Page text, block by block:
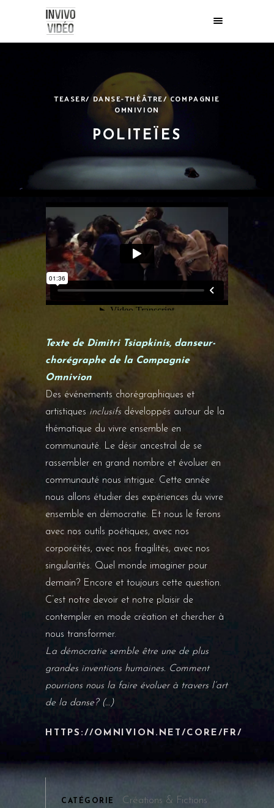
TEASER/ DANSE-THÉÂTRE/ COMPAGNIE
OMNIVION
POLITEÏES
Texte de Dimitri Tsiapkinis, danseur-
chorégraphe de la Compagnie
Omnivion
Des événements chorégraphiques et
artistiques inclusifs développés autour de la
thématique du vivre ensemble en
communauté. Le désir ancestral de se
rassembler en grand nombre et évoluer en
communauté nous intrigue. Cette année
nous allons étudier des expériences du vivre
ensemble en démocratie. Et nous le ferons
avec nos outils poétiques, avec nos
corporéités, avec nos fragilités, avec nos
singularités. Quel monde imaginer pour
demain? Encore et toujours cette question.
C’est notre devoir et notre plaisir de
contempler en mode création et chercher à
nous transformer.
La démocratie semble être une de plus
grandes inventions humaines. Comment
pourrions nous la faire évoluer à travers l’art
de la danse? (…)
HTTPS://OMNIVION.NET/CORE/FR/
CATÉGORIE
Créations & Fictions